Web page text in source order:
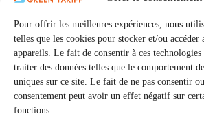
Pour offrir les meilleures expériences, nous
telles que les cookies pour stocker et/ou
appareils. Le fait de consentir à ces technologies
traiter des données telles que le comportement
uniques sur ce site. Le fait de ne pas consentir
consentement peut avoir un effet négatif sur
fonctions.